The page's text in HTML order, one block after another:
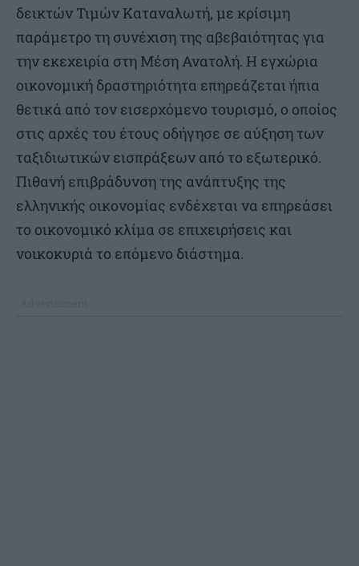
δεικτών Τιμών Καταναλωτή, με κρίσιμη
παράμετρο τη συνέχιση της αβεβαιότητας για
την εκεχειρία στη Μέση Ανατολή. Η εγχώρια
οικονομική δραστηριότητα επηρεάζεται ήπια
θετικά από τον εισερχόμενο τουρισμό, o οποίος
στις αρχές του έτους οδήγησε σε αύξηση των
ταξιδιωτικών εισπράξεων από το εξωτερικό.
Πιθανή επιβράδυνση της ανάπτυξης της
ελληνικής οικονομίας ενδέχεται να επηρεάσει
το οικονομικό κλίμα σε επιχειρήσεις και
νοικοκυριά το επόμενο διάστημα.